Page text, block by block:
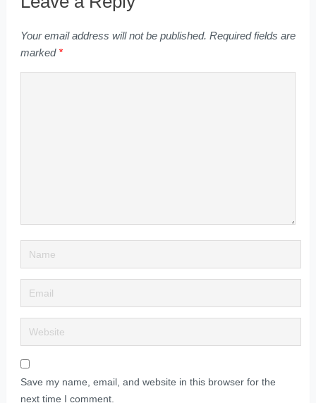
Your email address will not be published. Required fields are
marked *
Save my name, email, and website in this browser for the
next time I comment.